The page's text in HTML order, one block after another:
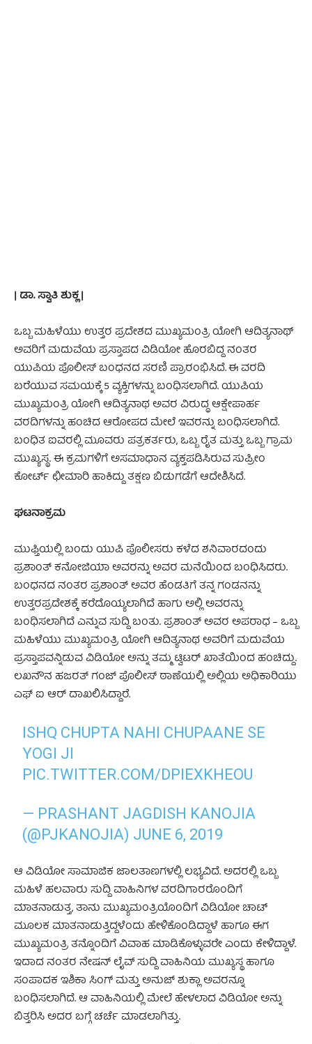
| ಡಾ. ಸ್ವಾತಿ ಶುಕ್ಲ |
ಒಬ್ಬ ಮಹಿಳೆಯು ಉತ್ತರ ಪ್ರದೇಶದ ಮುಖ್ಯಮಂತ್ರಿ ಯೋಗಿ ಆದಿತ್ಯನಾಥ್
ಅವರಿಗೆ ಮದುವೆಯ ಪ್ರಸ್ತಾಪದ ವಿಡಿಯೋ ಹೊರಬಿದ್ದ ನಂತರ
ಯುಪಿಯ ಪೊಲೀಸ್ ಬಂಧನದ ಸರಣಿ ಪ್ರಾರಂಭಿಸಿದೆ. ಈ ವರದಿ
ಬರೆಯುವ ಸಮಯಕ್ಕೆ 5 ವ್ಯಕ್ತಿಗಳನ್ನು ಬಂಧಿಸಲಾಗಿದೆ. ಯುಪಿಯ
ಮುಖ್ಯಮಂತ್ರಿ ಯೋಗಿ ಆದಿತ್ಯನಾಥ ಅವರ ವಿರುದ್ಧ ಆಕ್ಷೇಪಾರ್ಹ
ವರದಿಗಳನ್ನು ಹಂಚಿದ ಆರೋಪದ ಮೇಲೆ ಇವರನ್ನು ಬಂಧಿಸಲಾಗಿದೆ.
ಬಂಧಿತ ಐವರಲ್ಲಿ ಮೂವರು ಪತ್ರಕರ್ತರು, ಒಬ್ಬ ರೈತ ಮತ್ತು ಒಬ್ಬ ಗ್ರಾಮ
ಮುಖ್ಯಸ್ಥ. ಈ ಕ್ರಮಗಳಿಗೆ ಅಸಮಾಧಾನ ವ್ಯಕ್ತಪಡಿಸಿರುವ ಸುಪ್ರೀಂ
ಕೋರ್ಟ್ ಛೀಮಾರಿ ಹಾಕಿದ್ದು ತಕ್ಷಣ ಬಿಡುಗಡೆಗೆ ಆದೇಶಿಸಿದೆ.
ಘಟನಾಕ್ರಮ
ಮುಫ್ತಿಯಲ್ಲಿ ಬಂದು ಯುಪಿ ಪೊಲೀಸರು ಕಳೆದ ಶನಿವಾರದಂದು
ಪ್ರಶಾಂತ್ ಕನೋಜಿಯಾ ಅವರನ್ನು ಅವರ ಮನೆಯಿಂದ ಬಂಧಿಸಿದರು.
ಬಂಧನದ ನಂತರ ಪ್ರಶಾಂತ್ ಅವರ ಹೆಂಡತಿಗೆ ತನ್ನ ಗಂಡನನ್ನು
ಉತ್ತರಪ್ರದೇಶಕ್ಕೆ ಕರೆದೊಯ್ಯಲಾಗಿದೆ ಹಾಗು ಅಲ್ಲಿ ಅವರನ್ನು
ಬಂಧಿಸಲಾಗಿದೆ ಎನ್ನುವ ಸುದ್ದಿ ಬಂತು. ಪ್ರಶಾಂತ್ ಅವರ ಅಪರಾಧ – ಒಬ್ಬ
ಮಹಿಳೆಯು ಮುಖ್ಯಮಂತ್ರಿ ಯೋಗಿ ಆದಿತ್ಯನಾಥ ಅವರಿಗೆ ಮದುವೆಯ
ಪ್ರಸ್ತಾಪವನ್ನಿಡುವ ವಿಡಿಯೋ ಅನ್ನು ತಮ್ಮ ಟ್ವಿಟರ್ ಖಾತೆಯಿಂದ ಹಂಚಿದ್ದು.
ಲಖನೌನ ಹಜರತ್ ಗಂಜ್ ಪೊಲೀಸ್ ಠಾಣೆಯಲ್ಲಿ ಅಲ್ಲಿಯ ಅಧಿಕಾರಿಯು
ಎಫ್ ಐ ಆರ್ ದಾಖಲಿಸಿದ್ದಾರೆ.
ISHQ CHUPTA NAHI CHUPAANE SE
YOGI JI
PIC.TWITTER.COM/DPIEXKHEOU
— PRASHANT JAGDISH KANOJIA
(@PJKANOJIA) JUNE 6, 2019
ಆ ವಿಡಿಯೋ ಸಾಮಾಜಿಕ ಜಾಲತಾಣಗಳಲ್ಲಿ ಲಭ್ಯವಿದೆ. ಅದರಲ್ಲಿ ಒಬ್ಬ
ಮಹಿಳೆ ಹಲವಾರು ಸುದ್ದಿ ವಾಹಿನಿಗಳ ವರದಿಗಾರರೊಂದಿಗೆ
ಮಾತನಾಡುತ್ತ, ತಾನು ಮುಖ್ಯಮಂತ್ರಿಯೊಂದಿಗೆ ವಿಡಿಯೋ ಚಾಟ್
ಮೂಲಕ ಮಾತನಾಡುತ್ತಿದ್ದಳೆಂದು ಹೇಳಿಕೊಂಡಿದ್ದಾಳೆ ಹಾಗೂ ಈಗ
ಮುಖ್ಯಮಂತ್ರಿ ತನ್ನೊಂದಿಗೆ ವಿವಾಹ ಮಾಡಿಕೊಳ್ಳುವರೇ ಎಂದು ಕೇಳಿದ್ದಾಳೆ.
ಇದಾದ ನಂತರ ನೇಷನ್ ಲೈವ್ ಸುದ್ದಿ ವಾಹಿನಿಯ ಮುಖ್ಯಸ್ಥ ಹಾಗೂ
ಸಂಪಾದಕ ಇಶಿಕಾ ಸಿಂಗ್ ಮತ್ತು ಅನುಜ್ ಶುಕ್ಲಾ ಅವರನ್ನೂ
ಬಂಧಿಸಲಾಗಿದೆ. ಆ ವಾಹಿನಿಯಲ್ಲಿ ಮೇಲೆ ಹೇಳಲಾದ ವಿಡಿಯೋ ಅನ್ನು
ಬಿತ್ತರಿಸಿ ಅದರ ಬಗ್ಗೆ ಚರ್ಚೆ ಮಾಡಲಾಗಿತ್ತು.